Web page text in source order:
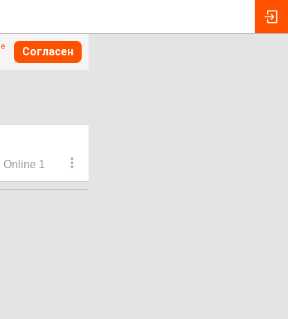
Согласен
Online 1